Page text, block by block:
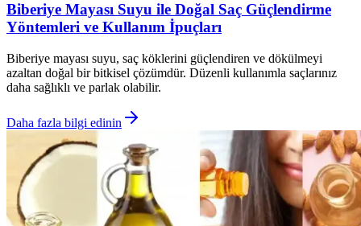
Biberiye Mayası Suyu ile Doğal Saç Güçlendirme
Yöntemleri ve Kullanım İpuçları
Biberiye mayası suyu, saç köklerini güçlendiren ve dökülmeyi
azaltan doğal bir bitkisel çözümdür. Düzenli kullanımla saçlarınız
daha sağlıklı ve parlak olabilir.
Daha fazla bilgi edinin